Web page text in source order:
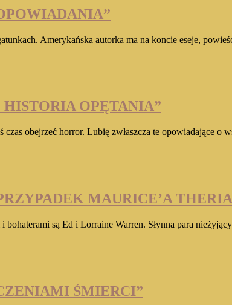
Amerykańska autorka ma na koncie eseje,
HISTORIA OPĘTANIA”
obejrzeć horror. Lubię zwłaszcza te opowiadające o
MAURICE’A
bohaterami są Ed i Lorraine Warren. Słynna para
ŚMIERCI”